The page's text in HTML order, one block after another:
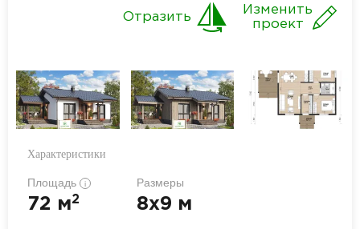
Изменить
проект
Отразить
Характеристики
Площадь i
72 м2
Размеры
8x9 м